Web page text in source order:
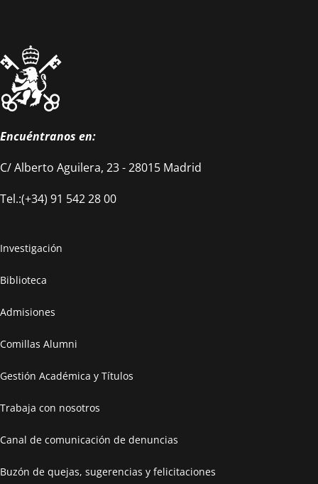
Encuéntranos en:
C/ Alberto Aguilera, 23 - 28015 Madrid
Tel.:(+34) 91 542 28 00
Investigación
Biblioteca
Admisiones
Comillas Alumni
Gestión Académica y Títulos
Trabaja con nosotros
Canal de comunicación de denuncias
Buzón de quejas, sugerencias y felicitaciones